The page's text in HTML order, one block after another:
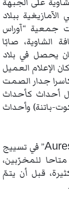
ببلاد
جمعية “آوراس
الشاوية، صابّا
يحصل في بلاد
الإعلام العميل
جدار الصمت
أحداث كأحداث
باتنة) وأحداث
” في تسييج
للمخرّبين،
قبل أن يتمّ